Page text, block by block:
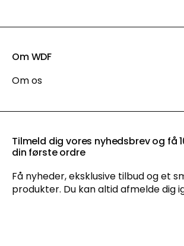
Om WDF
Om os
Tilmeld dig vores nyhedsbrev og få
din første ordre
Få nyheder, eksklusive tilbud og et
produkter. Du kan altid afmelde dig